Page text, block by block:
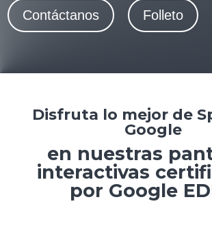
Contáctanos Folleto
Disfruta lo mejor de
Google
en nuestras
interactivas
por Google